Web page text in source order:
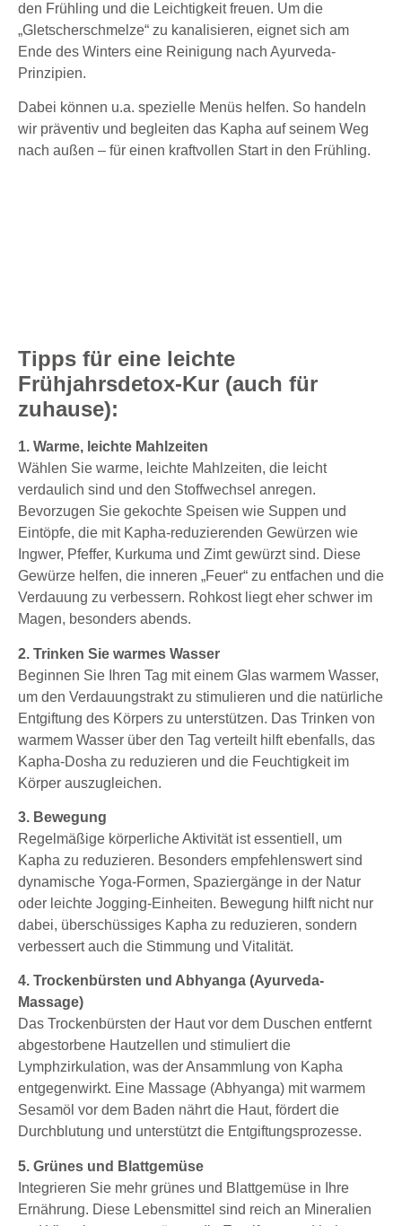
den Frühling und die Leichtigkeit freuen. Um die
„Gletscherschmelze“ zu kanalisieren, eignet sich am
Ende des Winters eine Reinigung nach Ayurveda-
Prinzipien.
Dabei können u.a. spezielle Menüs helfen. So handeln
wir präventiv und begleiten das Kapha auf seinem Weg
nach außen – für einen kraftvollen Start in den Frühling.
Tipps für eine leichte
Frühjahrsdetox-Kur (auch für
zuhause):
1. Warme, leichte Mahlzeiten
Wählen Sie warme, leichte Mahlzeiten, die leicht
verdaulich sind und den Stoffwechsel anregen.
Bevorzugen Sie gekochte Speisen wie Suppen und
Eintöpfe, die mit Kapha-reduzierenden Gewürzen wie
Ingwer, Pfeffer, Kurkuma und Zimt gewürzt sind. Diese
Gewürze helfen, die inneren „Feuer“ zu entfachen und die
Verdauung zu verbessern. Rohkost liegt eher schwer im
Magen, besonders abends.
2. Trinken Sie warmes Wasser
Beginnen Sie Ihren Tag mit einem Glas warmem Wasser,
um den Verdauungstrakt zu stimulieren und die natürliche
Entgiftung des Körpers zu unterstützen. Das Trinken von
warmem Wasser über den Tag verteilt hilft ebenfalls, das
Kapha-Dosha zu reduzieren und die Feuchtigkeit im
Körper auszugleichen.
3. Bewegung
Regelmäßige körperliche Aktivität ist essentiell, um
Kapha zu reduzieren. Besonders empfehlenswert sind
dynamische Yoga-Formen, Spaziergänge in der Natur
oder leichte Jogging-Einheiten. Bewegung hilft nicht nur
dabei, überschüssiges Kapha zu reduzieren, sondern
verbessert auch die Stimmung und Vitalität.
4. Trockenbürsten und Abhyanga (Ayurveda-
Massage)
Das Trockenbürsten der Haut vor dem Duschen entfernt
abgestorbene Hautzellen und stimuliert die
Lymphzirkulation, was der Ansammlung von Kapha
entgegenwirkt. Eine Massage (Abhyanga) mit warmem
Sesamöl vor dem Baden nährt die Haut, fördert die
Durchblutung und unterstützt die Entgiftungsprozesse.
5. Grünes und Blattgemüse
Integrieren Sie mehr grünes und Blattgemüse in Ihre
Ernährung. Diese Lebensmittel sind reich an Mineralien